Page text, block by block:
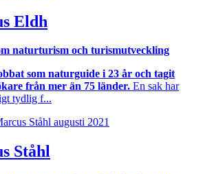
Eldh
naturturism och turismutveckling
som naturguide i 23 år och tagit
från mer än 75 länder. En sak har
tydlig f...
Ståhl